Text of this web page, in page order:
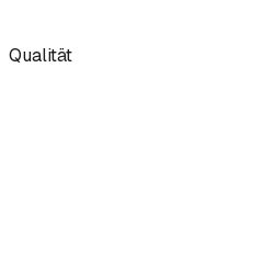
Qualität